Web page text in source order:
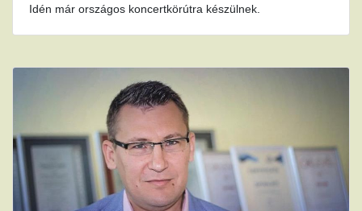
Idén már országos koncertkörútra készülnek.